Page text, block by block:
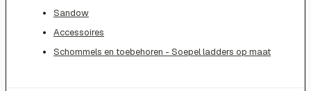
Sandow
Accessoires
Schommels en toebehoren - Soepel ladders op maat